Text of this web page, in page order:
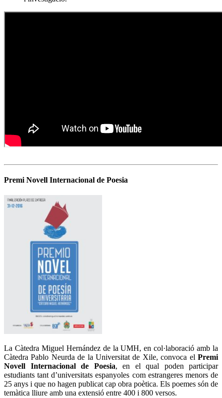
Premi Novell Internacional de Poesia
La Càtedra Miguel Hernández de la UMH, en col·laboració amb la
Càtedra Pablo Neurda de la Universitat de Xile, convoca el Premi
Novell Internacional de Poesia, en el qual poden participar
estudiants tant d’universitats espanyoles com estrangeres menors de
25 anys i que no hagen publicat cap obra poètica. Els poemes són de
temàtica lliure amb una extensió entre 400 i 800 versos.